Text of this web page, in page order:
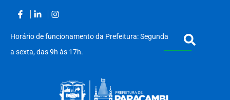
Horário de funcionamento da Prefeitura: Segunda
a sexta, das 9h às 17h.